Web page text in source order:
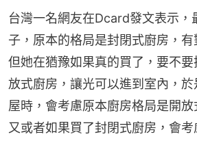
台灣一名網友在Dcard發文表示，
子，原本的格局是封閉式廚房，有
但她在猶豫如果真的買了，要不
放式廚房，讓光可以進到室內，
屋時，會考慮原本廚房格局是開放
又或者如果買了封閉式廚房，會